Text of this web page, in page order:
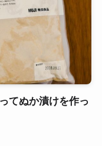
てぬか漬けを作っ